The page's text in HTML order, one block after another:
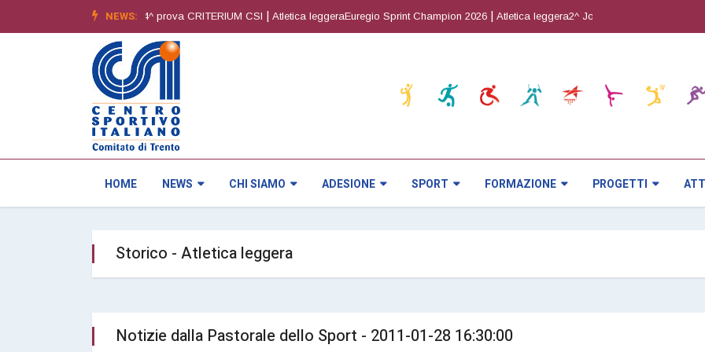
NEWS:
Orienteering4^ prova CRITERIUM CSI |Atletica leggeraEuregio Sprint Champion 2026 |Atletica leggera2^ Joy Cup Orienteering5^
HOME NEWS CHI SIAMO ADESIONE SPORT FORMAZIONE PROGETTI
Storico - Atletica leggera
Notizie dalla Pastorale dello Sport - 2011-01-28 16:30:00